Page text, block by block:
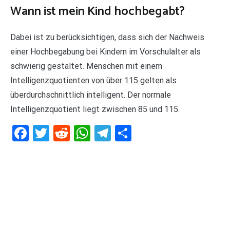
Wann ist mein Kind hochbegabt?
Dabei ist zu berücksichtigen, dass sich der Nachweis
einer Hochbegabung bei Kindern im Vorschulalter als
schwierig gestaltet. Menschen mit einem
Intelligenzquotienten von über 115 gelten als
überdurchschnittlich intelligent. Der normale
Intelligenzquotient liegt zwischen 85 und 115.
Facebook
Twitter
RedditWhatsApp
Telegram